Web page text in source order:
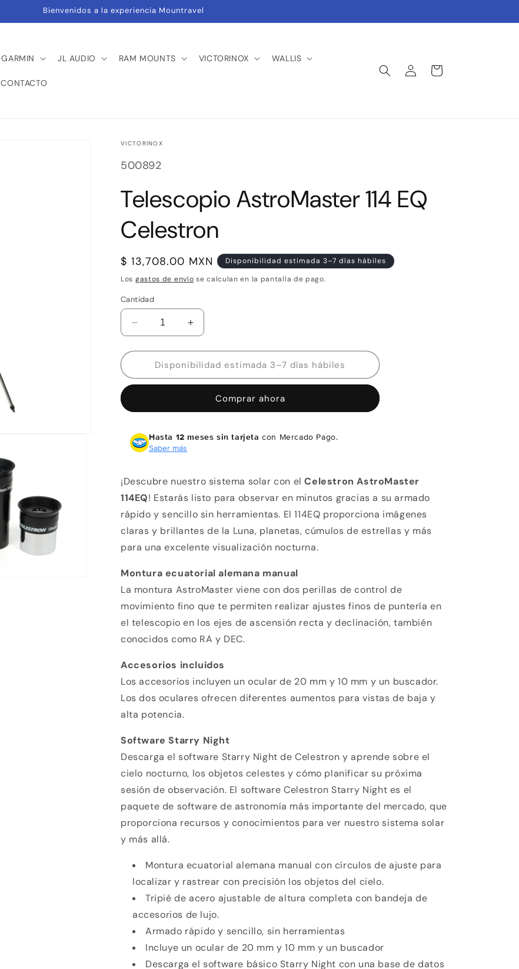
Bienvenidos a la experiencia Mountravel
GARMIN JL AUDIO RAM MOUNTS VICTORINOX WALLIS
CONTACTO
Iniciar
sesión
Carrito
VICTORINOX
SKU:
500892
Telescopio AstroMaster 114 EQ
Celestron
Precio
habitual
$ 13,708.00 MXN
Disponibilidad estimada 3–7 días hábiles
Los gastos de envío se calculan en la pantalla de pago.
Cantidad
Reducir
cantidad
para
Telescopio
AstroMaster
Celestron
Aumentar
cantidad
para
Telescopio
AstroMaster
Celestron
Disponibilidad estimada 3–7 días hábiles
Comprar ahora
Hasta 12 meses sin tarjeta con Mercado Pago.
Saber más
¡Descubre nuestro sistema solar con el Celestron AstroMaster
114EQ! Estarás listo para observar en minutos gracias a su armado
rápido y sencillo sin herramientas. El 114EQ proporciona imágenes
claras y brillantes de la Luna, planetas, cúmulos de estrellas y más
para una excelente visualización nocturna.
Montura ecuatorial alemana manual
La montura AstroMaster viene con dos perillas de control de
movimiento fino que te permiten realizar ajustes finos de puntería en
el telescopio en los ejes de ascensión recta y declinación, también
conocidos como RA y DEC.
Accesorios incluidos
Los accesorios incluyen un ocular de 20 mm y 10 mm y un buscador.
Los dos oculares ofrecen diferentes aumentos para vistas de baja y
alta potencia.
Software Starry Night
Descarga el software Starry Night de Celestron y aprende sobre el
cielo nocturno, los objetos celestes y cómo planificar su próxima
sesión de observación. El software Celestron Starry Night es el
paquete de software de astronomía más importante del mercado, que
proporciona recursos y conocimientos para ver nuestro sistema solar
y más allá.
Montura ecuatorial alemana manual con círculos de ajuste para
localizar y rastrear con precisión los objetos del cielo.
Tripié de acero ajustable de altura completa con bandeja de
accesorios de lujo.
Armado rápido y sencillo, sin herramientas
Incluye un ocular de 20 mm y 10 mm y un buscador
Descarga el software básico Starry Night con una base de datos
Compra ahora y paga a meses sin
tarjeta de crédito
Agrega tu producto al carrito yelige pagar con
En tu cuenta de Mercado Pago,elige la
y confirma.
con saldo disponible, débito u